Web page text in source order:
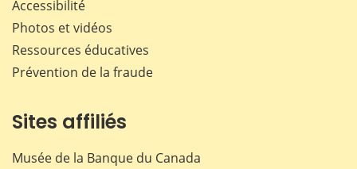
Accessibilité
Photos et vidéos
Ressources éducatives
Prévention de la fraude
Sites affiliés
Musée de la Banque du Canada